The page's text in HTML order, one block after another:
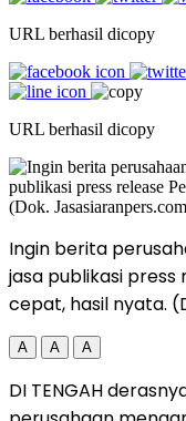
URL berhasil dicopy
URL berhasil dicopy
Ingin berita
jasa publikasi press
cepat, hasil nyata.
A A A
DI TENGAH